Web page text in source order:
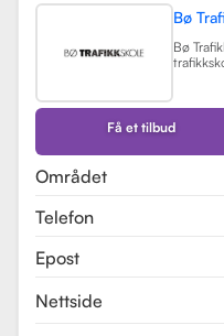
Bø
Bø
elever.
en
Få et tilbud
Området
Telefon
Epost
Nettside